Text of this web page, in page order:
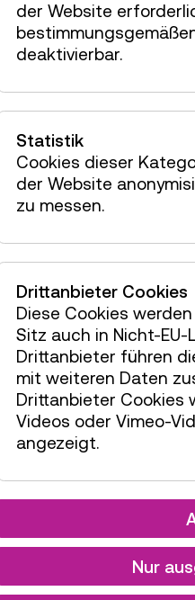
der Website
deaktivierbar.
Statistik
Cookies dieser
der Website
zu messen.
Drittanbieter Cookies
Diese Cookies
Sitz auch in Nicht-EU-
Drittanbieter führen
mit weiteren Daten
Drittanbieter Cookies
Videos oder Vimeo-
angezeigt.
Nur